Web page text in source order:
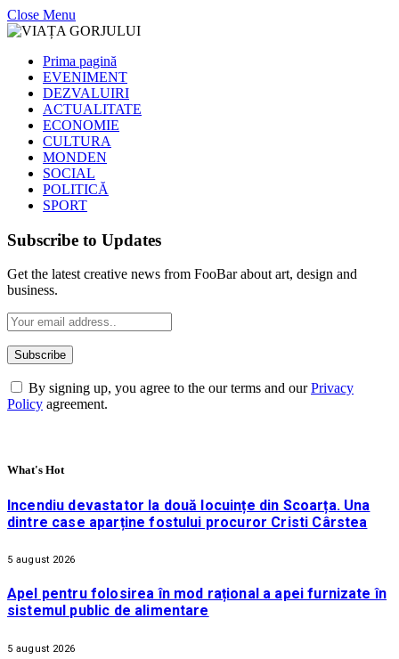
Close Menu
Prima pagină
EVENIMENT
DEZVALUIRI
ACTUALITATE
ECONOMIE
CULTURA
MONDEN
SOCIAL
POLITICĂ
SPORT
Subscribe to Updates
Get the latest creative news from FooBar about art, design and
business.
By signing up, you agree to the our terms and ourPrivacy
Policy agreement.
What's Hot
Incendiu devastator la două locuințe din Scoarța. Una
dintre case aparține fostului procuror Cristi Cârstea
5 august 2026
Apel pentru folosirea în mod rațional a apei furnizate în
sistemul public de alimentare
5 august 2026